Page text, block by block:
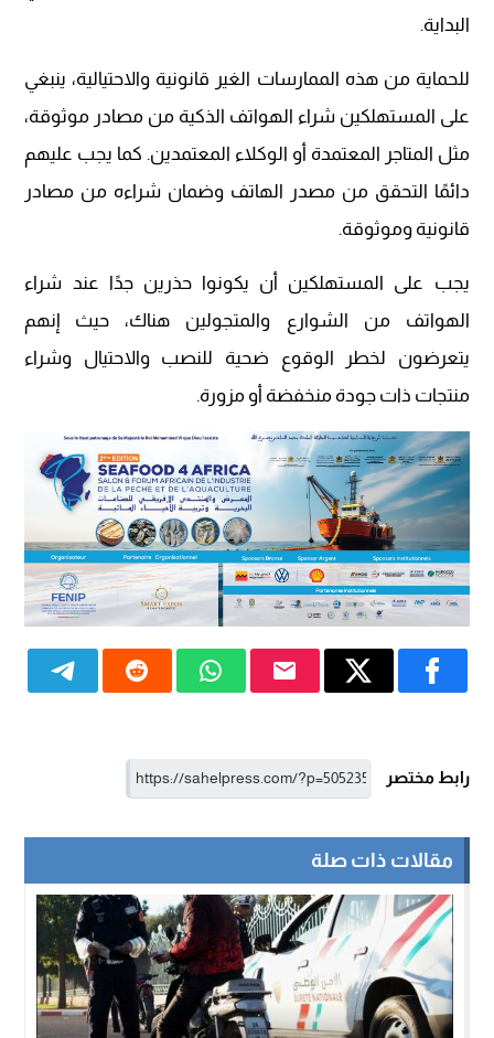
البداية.
للحماية من هذه الممارسات الغير قانونية والاحتيالية، ينبغي
على المستهلكين شراء الهواتف الذكية من مصادر موثوقة،
مثل المتاجر المعتمدة أو الوكلاء المعتمدين. كما يجب عليهم
دائمًا التحقق من مصدر الهاتف وضمان شراءه من مصادر
قانونية وموثوقة.
يجب على المستهلكين أن يكونوا حذرين جدًا عند شراء
الهواتف من الشوارع والمتجولين هناك، حيث إنهم
يتعرضون لخطر الوقوع ضحية للنصب والاحتيال وشراء
منتجات ذات جودة منخفضة أو مزورة.
رابط مختصر
مقالات ذات صلة